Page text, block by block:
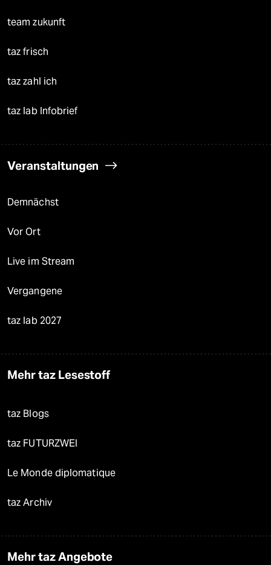
team zukunft
taz frisch
taz zahl ich
taz lab Infobrief
Veranstaltungen
Demnächst
Vor Ort
Live im Stream
Vergangene
taz lab 2027
Mehr taz Lesestoff
taz Blogs
taz FUTURZWEI
Le Monde diplomatique
taz Archiv
Mehr taz Angebote